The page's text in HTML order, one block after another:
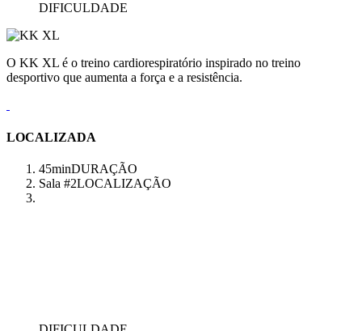
DIFICULDADE
O KK XL é o treino cardiorespiratório inspirado no treino
desportivo que aumenta a força e a resistência.
LOCALIZADA
45minDURAÇÃO
Sala #2LOCALIZAÇÃO